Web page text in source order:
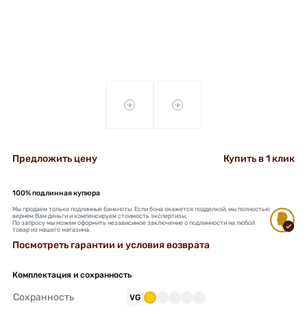
+ +
Предложить цену Купить в 1 клик
100% подлинная купюра
Мы продаем только подлинные банкноты. Если бона окажется подделкой, мы полностью
вернем Вам деньги и компенсируем стоимость экспертизы.
По запросу мы можем оформить независимое заключение о подлинности на любой
товар из нашего магазина.
Посмотреть гарантии и условия возврата
Комплектация и сохранность
Сохранность VG